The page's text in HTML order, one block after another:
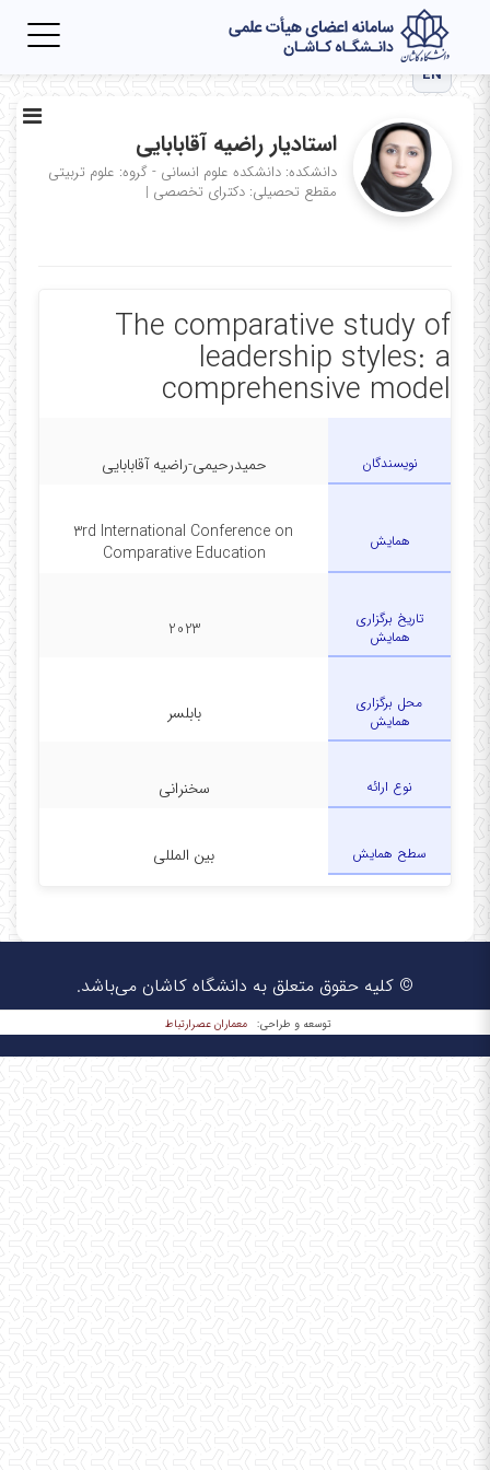
EN
استادیار راضیه آقابابایی
دانشکده: دانشکده علوم انسانی - گروه: علوم تربیتی
مقطع تحصیلی: دکترای تخصصی |
The comparative study of
leadership styles: a
comprehensive model
نویسندگان حمیدرحیمی-راضیه آقابابایی
همایش
3rd International Conference on
Comparative Education
تاریخ برگزاری
همایش
2023
محل برگزاری
همایش
بابلسر
نوع ارائه سخنرانی
سطح همایش بین المللی
© کلیه حقوق متعلق به دانشگاه کاشان می‌باشد.
توسعه و طراحی: معماران عصر‌ارتباط